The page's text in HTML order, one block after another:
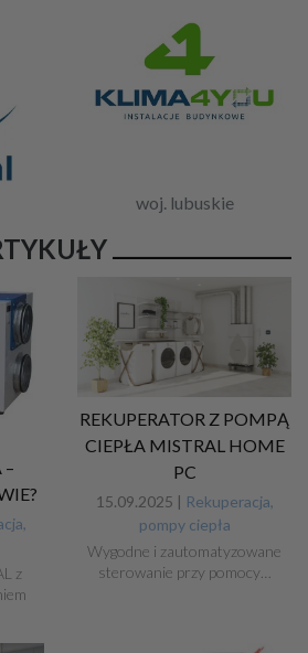
woj. lubuskie
–
z
REKUPERATOR Z POMPĄ
CIEPŁA MISTRAL HOME
PC
15.09.2025 | Rekuperacja,
pompy ciepła
Wygodne i zautomatyzowane
sterowanie przy pomocy…